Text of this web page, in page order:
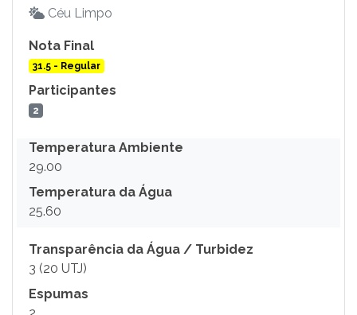
Céu Limpo
Nota Final
31.5 - Regular
Participantes
2
Temperatura Ambiente
29.00
Temperatura da Água
25.60
Transparência da Água / Turbidez
3 (20 UTJ)
Espumas